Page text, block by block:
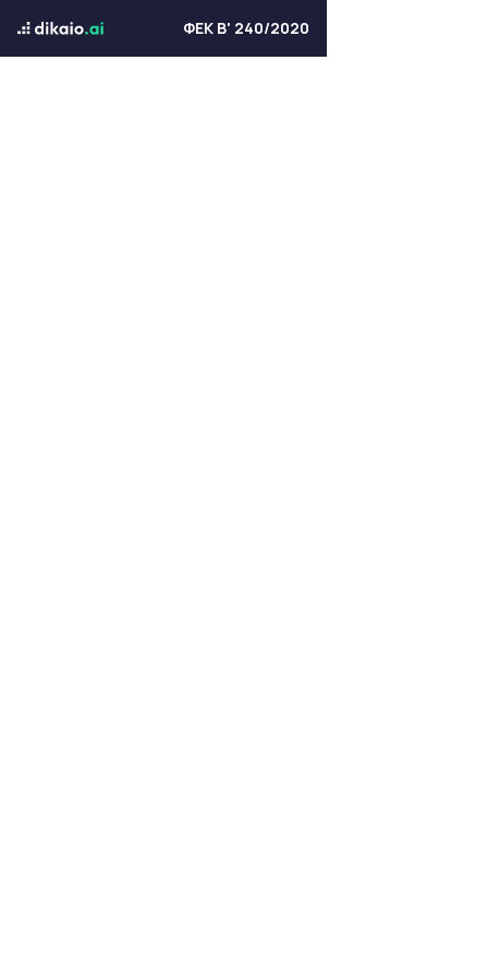
ΦΕΚ Β' 240/2020